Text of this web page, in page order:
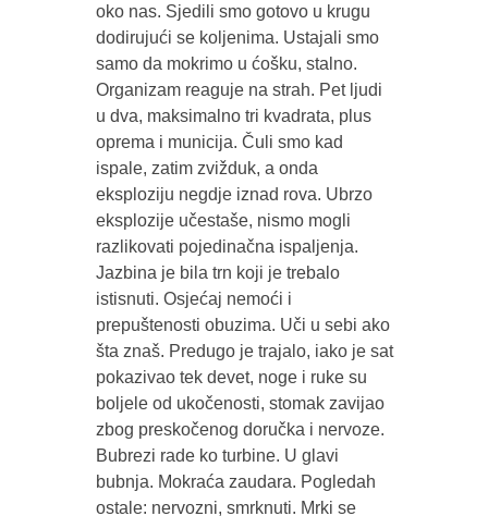
oko nas. Sjedili smo gotovo u krugu
dodirujući se koljenima. Ustajali smo
samo da mokrimo u ćošku, stalno.
Organizam reaguje na strah. Pet ljudi
u dva, maksimalno tri kvadrata, plus
oprema i municija. Čuli smo kad
ispale, zatim zvižduk, a onda
eksploziju negdje iznad rova. Ubrzo
eksplozije učestaše, nismo mogli
razlikovati pojedinačna ispaljenja.
Jazbina je bila trn koji je trebalo
istisnuti. Osjećaj nemoći i
prepuštenosti obuzima. Uči u sebi ako
šta znaš. Predugo je trajalo, iako je sat
pokazivao tek devet, noge i ruke su
boljele od ukočenosti, stomak zavijao
zbog preskočenog doručka i nervoze.
Bubrezi rade ko turbine. U glavi
bubnja. Mokraća zaudara. Pogledah
ostale: nervozni, smrknuti. Mrki se